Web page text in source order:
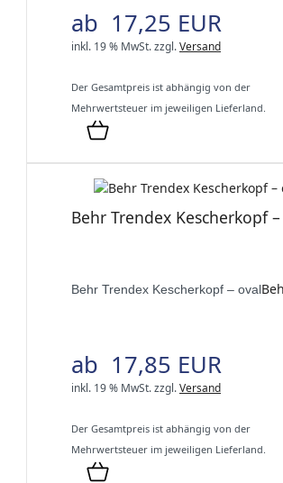
ab 17,25 EUR
inkl. 19 % MwSt.zzgl.Versand
Der Gesamtpreis ist abhängig von der
Mehrwertsteuer im jeweiligen Lieferland.
Behr Trendex Kescherkopf
Behr Trendex Kescherkopf – oval
ab 17,85 EUR
inkl. 19 % MwSt.zzgl.Versand
Der Gesamtpreis ist abhängig von der
Mehrwertsteuer im jeweiligen Lieferland.